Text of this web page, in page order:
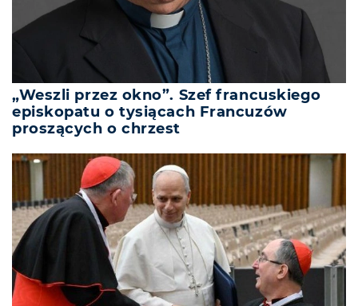
„Weszli przez okno”. Szef francuskiego
episkopatu o tysiącach Francuzów
proszących o chrzest